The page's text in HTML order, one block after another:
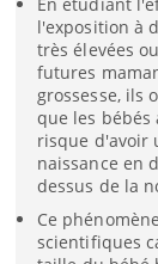
l'exposition à
très élevées
futures
grossesse, ils
que les bébés
risque d'avoir
naissance en
dessus de la
Ce
scientifiques